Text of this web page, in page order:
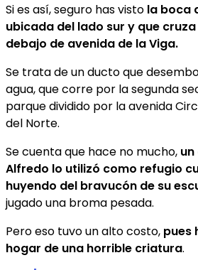
Si es así, seguro has visto la boca
ubicada del lado sur y que
debajo de avenida de la Viga.
Se trata de un ducto que
agua, que corre por la segunda
parque dividido por la avenida
del Norte.
Se cuenta que hace no mucho,
Alfredo lo utilizó como refugio
huyendo del bravucón de su
jugado una broma pesada.
Pero eso tuvo un alto costo, pues
hogar de una horrible criatura.